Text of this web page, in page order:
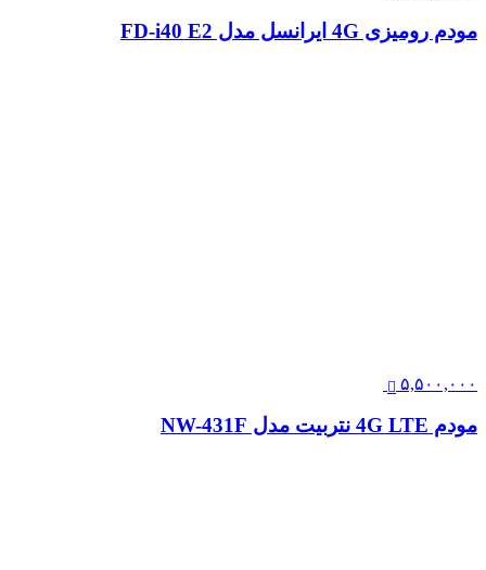
مودم رومیزی 4G ایرانسل مدل FD-i40 E2
۵,۵۰۰,۰۰۰
مودم 4G LTE نتربیت مدل NW-431F